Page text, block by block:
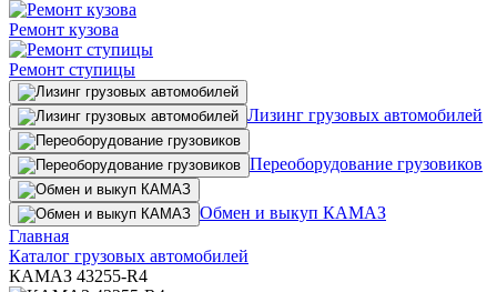
Ремонт кузова
Ремонт ступицы
Лизинг грузовых автомобилей
Переоборудование грузовиков
Обмен и выкуп КАМАЗ
Главная
Каталог грузовых автомобилей
КАМАЗ 43255-R4